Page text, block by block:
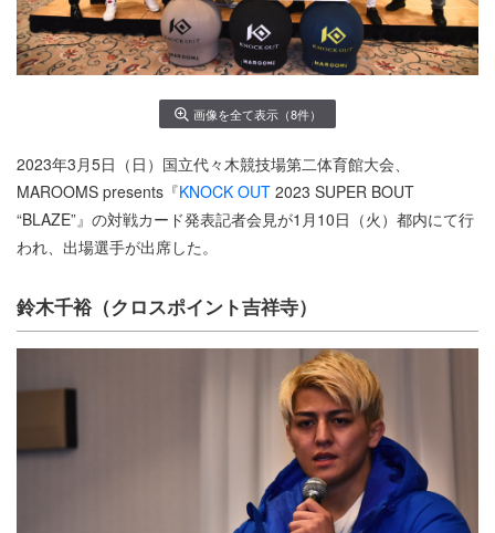
画像を全て表示（8件）
2023年3月5日（日）国立代々木競技場第二体育館大会、
MAROOMS presents『KNOCK OUT 2023 SUPER BOUT
“BLAZE”』の対戦カード発表記者会見が1月10日（火）都内にて行
われ、出場選手が出席した。
鈴木千裕（クロスポイント吉祥寺）